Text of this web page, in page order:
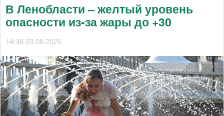
В Ленобласти – желтый уровень
опасности из-за жары до +30
14:38 03.08.2025